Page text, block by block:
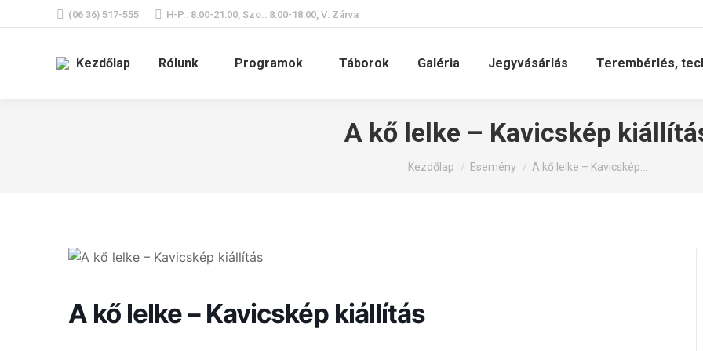
(06 36) 517-555 H-P.: 8:00-21:00, Szo.: 8:00-18:00, V: Zárva
Kezdőlap Rólunk Programok Táborok Galéria Jegyvásárlás Terembérlés,
A kő lelke – Kavicskép
You are here:
Kezdőlap Esemény A kő lelke – Kavicskép…
A kő lelke – Kavicskép kiállítás